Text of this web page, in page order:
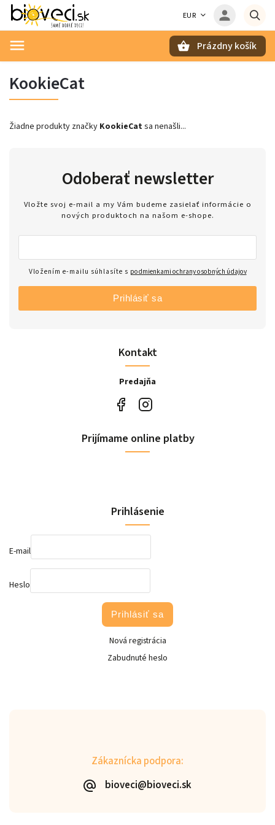
EUR
Prázdny košík
KookieCat
Žiadne produkty značky KookieCatsa nenašli...
Zákaznícka podpora:
bioveci@bioveci.sk
Kontakt
Predajňa
Odoberať newsletter
Vložte svoj e-mail a my Vám budeme zasielať informácie o
nových produktoch na našom e-shope.
Vložením e-mailu súhlasíte s podmienkami ochrany osobných údajov
Prihlásiť sa
Prijímame online platby
Prihlásenie
E-mail
Heslo
Prihlásiť sa
Nová registrácia
Zabudnuté heslo